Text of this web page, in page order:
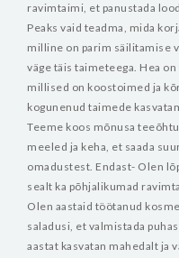
ravimtaimi, et panustada
Peaks vaid teadma, mida
milline on parim säilitamise
väge täis taimeteega. Hea
millised on koostoimed ja
kogunenud taimede
Teeme koos mõnusa
meeled ja keha, et saada
omadustest. Endast- Olen
sealt ka põhjalikumad
Olen aastaid töötanud
saladusi, et valmistada
aastat kasvatan mahedalt ja